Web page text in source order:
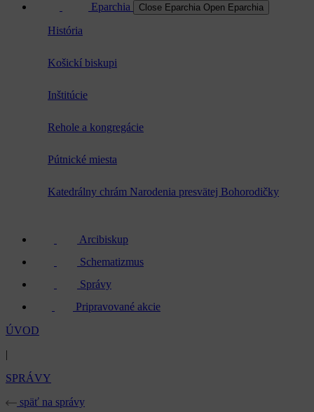
Eparchia Close Eparchia Open Eparchia
História
Košickí biskupi
Inštitúcie
Rehole a kongregácie
Pútnické miesta
Katedrálny chrám Narodenia presvätej Bohorodičky
Arcibiskup
Schematizmus
Správy
Pripravované akcie
ÚVOD
|
SPRÁVY
späť na správy